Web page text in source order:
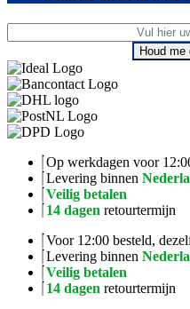
Houd me
Op werkdagen voor
Levering binnen
Veilig betalen
14 dagen retourtermijn
Voor 12:00 besteld,
Levering binnen
Veilig betalen
14 dagen retourtermijn